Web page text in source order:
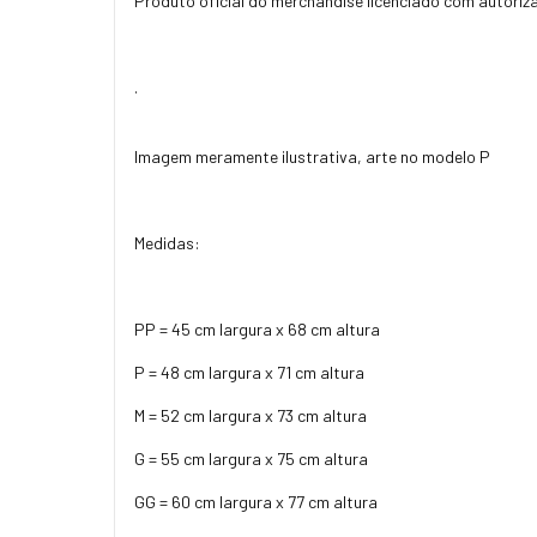
.
Imagem meramente ilustrativa, arte no modelo P
Medidas:
PP = 45 cm largura x 68 cm altura
P = 48 cm largura x 71 cm altura
M = 52 cm largura x 73 cm altura
G = 55 cm largura x 75 cm altura
GG = 60 cm largura x 77 cm altura